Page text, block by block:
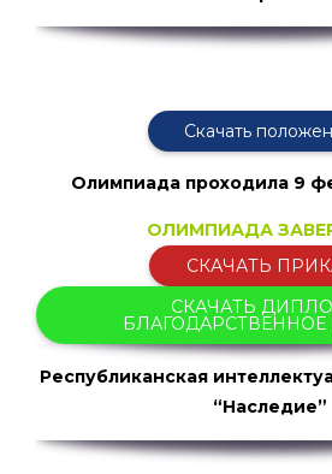
Скачать
Олимпиада проходила 9
ОЛИМПИАДА
СКАЧАТЬ
СКАЧАТЬ
Республиканская
“Наследие”